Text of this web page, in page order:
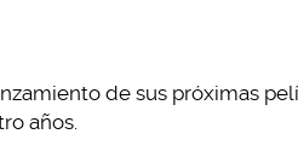
de sus próximas
años.